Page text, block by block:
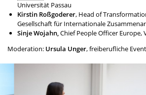
Universität Passau
Kirstin Roßgoderer, Head of
Gesellschaft für Internationale
Sinje Wojahn,Chief People Officer Europe,
Moderation: Ursula Unger, freiberufliche